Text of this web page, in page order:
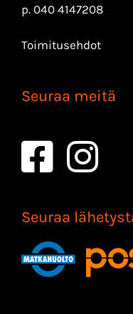
p. 040 4147208
Toimitusehdot
Seuraa meitä
Seuraa